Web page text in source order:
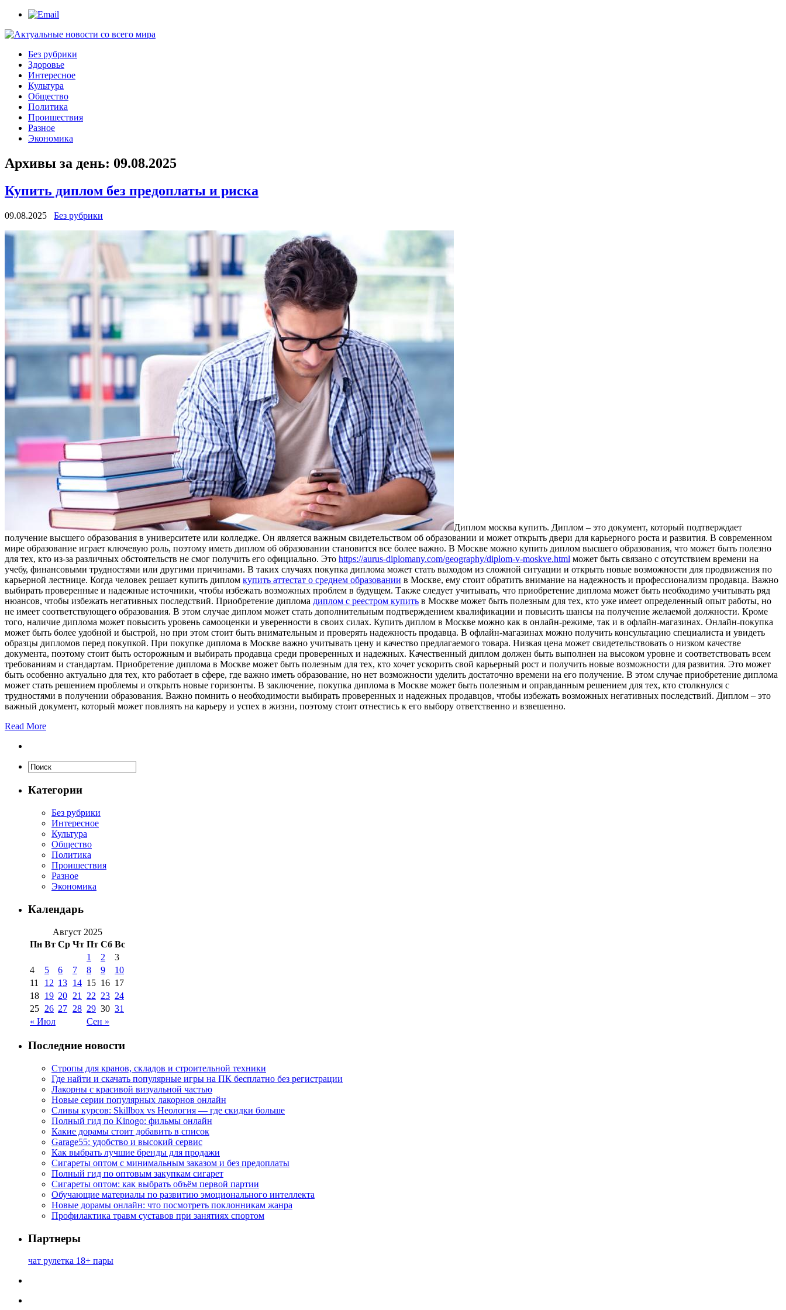
Без рубрики
Здоровье
Интересное
Культура
Общество
Политика
Проишествия
Разное
Экономика
Архивы за день: 09.08.2025
Купить диплом без предоплаты и риска
09.08.2025 Без рубрики
Диплoм мoсквa купить. Диплoм – этo документ, который подтверждает
получение высшего образования в университете или колледже. Он является важным свидетельством об образовании и может открыть двери для карьерного роста и развития. В современном
мире образование играет ключевую роль, поэтому иметь диплом об образовании становится все более важно. В Москве можно купить диплом высшего образования, что может быть полезно
для тех, кто из-за различных обстоятельств не смог получить его официально. Это https://aurus-diplomany.com/geography/diplom-v-moskve.html может быть связано с отсутствием времени на
учебу, финансовыми трудностями или другими причинами. В таких случаях покупка диплома может стать выходом из сложной ситуации и открыть новые возможности для продвижения по
карьерной лестнице. Когда человек решает купить диплом купить аттестат о среднем образовании в Москве, ему стоит обратить внимание на надежность и профессионализм продавца. Важно
выбирать проверенные и надежные источники, чтобы избежать возможных проблем в будущем. Также следует учитывать, что приобретение диплома может быть необходимо учитывать ряд
нюансов, чтобы избежать негативных последствий. Приобретение диплома диплом с реестром купить в Москве может быть полезным для тех, кто уже имеет определенный опыт работы, но
не имеет соответствующего образования. В этом случае диплом может стать дополнительным подтверждением квалификации и повысить шансы на получение желаемой должности. Кроме
того, наличие диплома может повысить уровень самооценки и уверенности в своих силах. Купить диплом в Москве можно как в онлайн-режиме, так и в офлайн-магазинах. Онлайн-покупка
может быть более удобной и быстрой, но при этом стоит быть внимательным и проверять надежность продавца. В офлайн-магазинах можно получить консультацию специалиста и увидеть
образцы дипломов перед покупкой. При покупке диплома в Москве важно учитывать цену и качество предлагаемого товара. Низкая цена может свидетельствовать о низком качестве
документа, поэтому стоит быть осторожным и выбирать продавца среди проверенных и надежных. Качественный диплом должен быть выполнен на высоком уровне и соответствовать всем
требованиям и стандартам. Приобретение диплома в Москве может быть полезным для тех, кто хочет ускорить свой карьерный рост и получить новые возможности для развития. Это может
быть особенно актуально для тех, кто работает в сфере, где важно иметь образование, но нет возможности уделить достаточно времени на его получение. В этом случае приобретение диплома
может стать решением проблемы и открыть новые горизонты. В заключение, покупка диплома в Москве может быть полезным и оправданным решением для тех, кто столкнулся с
трудностями в получении образования. Важно помнить о необходимости выбирать проверенных и надежных продавцов, чтобы избежать возможных негативных последствий. Диплом – это
важный документ, который может повлиять на карьеру и успех в жизни, поэтому стоит отнестись к его выбору ответственно и взвешенно.
Read More
Категории
Без рубрики
Интересное
Культура
Общество
Политика
Проишествия
Разное
Экономика
Календарь
Август 2025
Пн Вт Ср Чт Пт Сб Вс
« Июл Сен »
1 2
3
4
5 6 7 8 9
10
11
12 13 14 15 16 17
18 19 20 21 22 23 24
25 26 27 28 29 30 31
Последние новости
Стропы для кранов, складов и строительной техники
Где найти и скачать популярные игры на ПК бесплатно без регистрации
Лакорны с красивой визуальной частью
Новые серии популярных лакорнов онлайн
Сливы курсов: Skillbox vs Неология — где скидки больше
Полный гид по Kinogo: фильмы онлайн
Какие дорамы стоит добавить в список
Garage55: удобство и высокий сервис
Как выбрать лучшие бренды для продажи
Сигареты оптом с минимальным заказом и без предоплаты
Полный гид по оптовым закупкам сигарет
Сигареты оптом: как выбрать объём первой партии
Обучающие материалы по развитию эмоционального интеллекта
Новые дорамы онлайн: что посмотреть поклонникам жанра
Профилактика травм суставов при занятиях спортом
Партнеры
чат рулетка 18+ пары